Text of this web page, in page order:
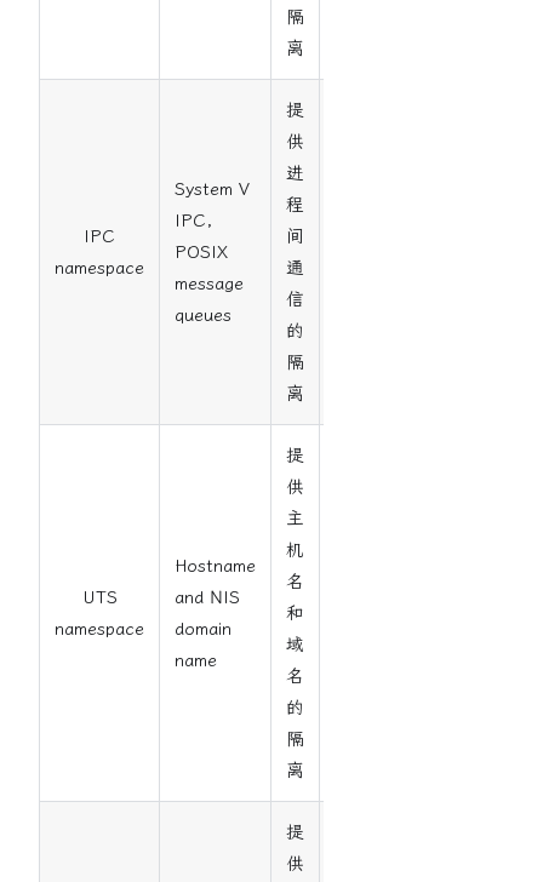
隔
离
IPC
namespace
System V
IPC,
POSIX
message
queues
提
供
进
程
间
通
信
的
隔
离
UTS
namespace
Hostname
and NIS
domain
name
提
供
主
机
名
和
域
名
的
隔
离
提
供